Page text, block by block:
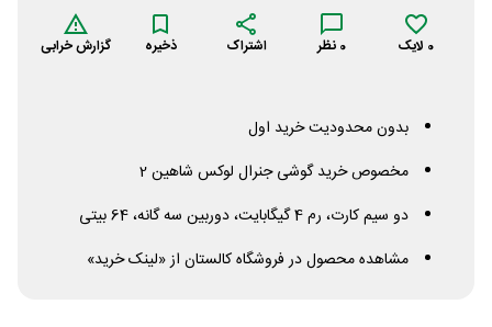
0 لایک 0 نظر اشتراک ذخیره گزارش خرابی
بدون محدودیت خرید اول
مخصوص خرید گوشی جنرال لوکس شاهین 2
دو سیم کارت، رم 4 گیگابایت، دوربین سه گانه، 64 بیتی
مشاهده محصول در فروشگاه کالستان از «لینک خرید»